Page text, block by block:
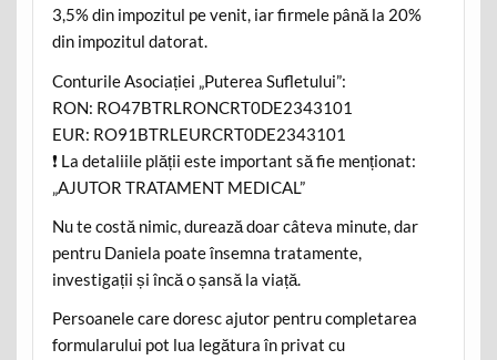
3,5% din impozitul pe venit, iar firmele până la 20%
din impozitul datorat.
Conturile Asociației „Puterea Sufletului”:
RON: RO47BTRLRONCRT0DE2343101
EUR: RO91BTRLEURCRT0DE2343101
❗ La detaliile plății este important să fie menționat:
„AJUTOR TRATAMENT MEDICAL”
Nu te costă nimic, durează doar câteva minute, dar
pentru Daniela poate însemna tratamente,
investigații și încă o șansă la viață.
Persoanele care doresc ajutor pentru completarea
formularului pot lua legătura în privat cu